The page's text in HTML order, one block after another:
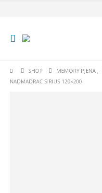
SHOP MEMORY PJENA ,
NADMADRAC SIRIUS 120×200